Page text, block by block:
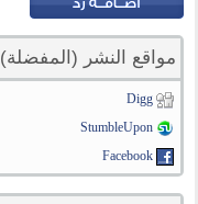
مواقع النشر (المفضلة)
Digg
StumbleUpon
Facebook